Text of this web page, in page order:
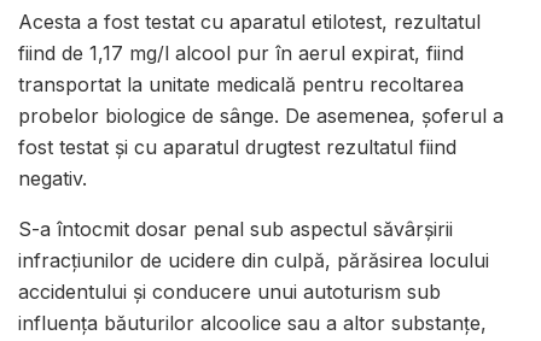
Acesta a fost testat cu aparatul etilotest, rezultatul
fiind de 1,17 mg/l alcool pur în aerul expirat, fiind
transportat la unitate medicală pentru recoltarea
probelor biologice de sânge. De asemenea, șoferul a
fost testat și cu aparatul drugtest rezultatul fiind
negativ.
S-a întocmit dosar penal sub aspectul săvârșirii
infracțiunilor de ucidere din culpă, părăsirea locului
accidentului și conducere unui autoturism sub
influența băuturilor alcoolice sau a altor substanțe,